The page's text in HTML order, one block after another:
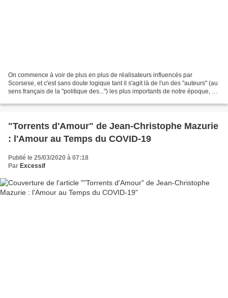
On commence à voir de plus en plus de réalisateurs influencés par
Scorsese, et c'est sans doute logique tant il s'agit là de l'un des "auteurs" (au
sens français de la "politique des...") les plus importants de notre époque, et
"Torrents d'Amour" de Jean-Christophe Mazurie
: l'Amour au Temps du COVID-19
Publié le 25/03/2020 à 07:18
Par Excessif